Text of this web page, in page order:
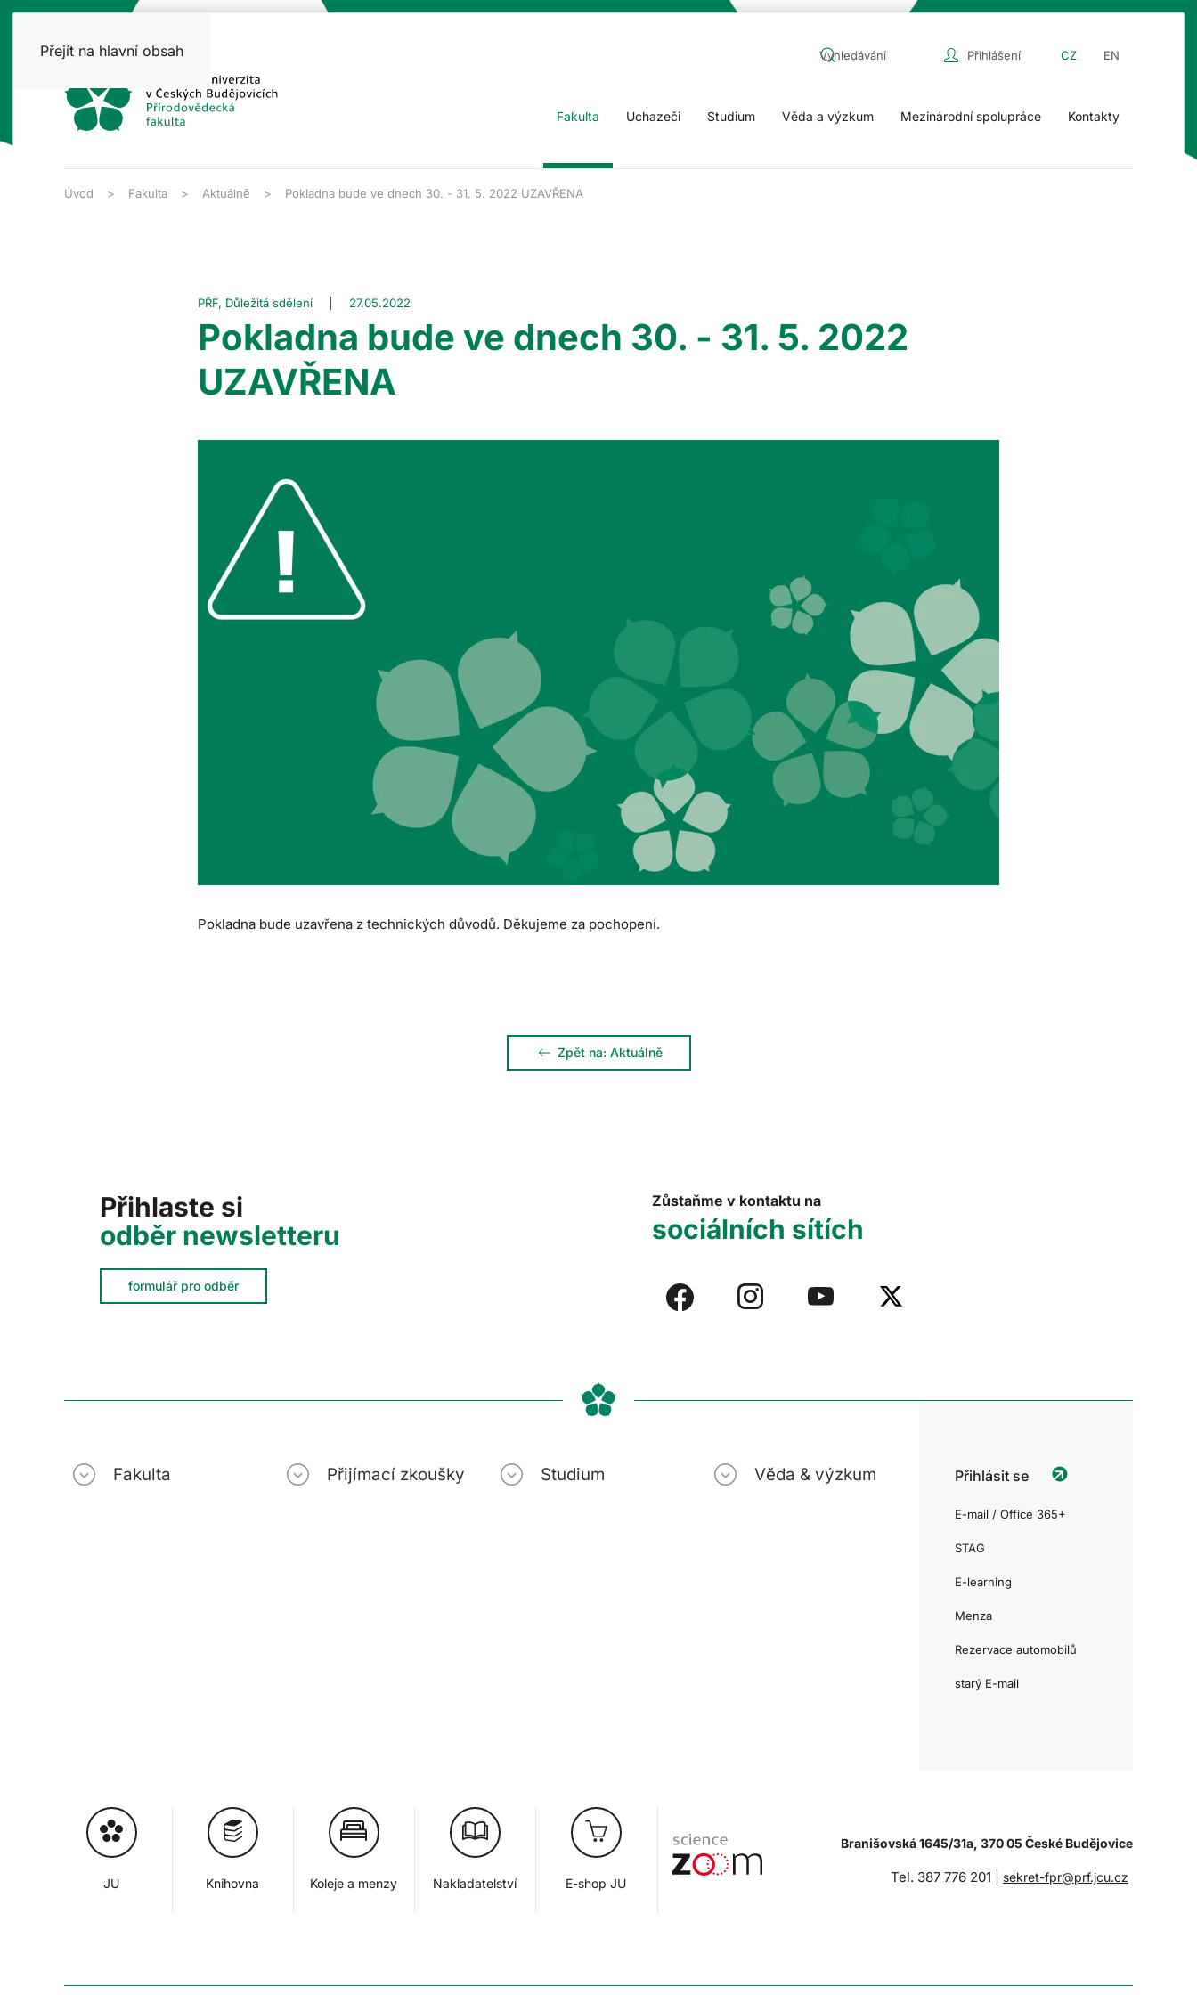
Přejít na hlavní obsah Přihlášení CZ EN
Fakulta Uchazeči Studium Věda a výzkum Mezinárodní spolupráce Kontakty
Úvod Fakulta Aktuálně Pokladna bude ve dnech 30. - 31. 5. 2022 UZAVŘENA
PŘF, Důležitá sdělení 27.05.2022
Pokladna bude ve dnech 30. - 31. 5. 2022
UZAVŘENA
Pokladna bude uzavřena z technických důvodů. Děkujeme za pochopení.
Zpět na: Aktuálně
Přihlaste si
odběr newsletteru
formulář pro odběr
Zůstaňme v kontaktu na
sociálních sítích
Fakulta Přijímací zkoušky Studium Věda & výzkum Přihlásit se
E-mail / Office 365+
STAG
E-learning
Menza
Rezervace automobilů
starý E-mail
JU Knihovna Koleje a menzy Nakladatelství E-shop JU
Branišovská 1645/31a, 370 05 České Budějovice
Tel. 387 776 201 | sekret-fpr@prf.jcu.cz